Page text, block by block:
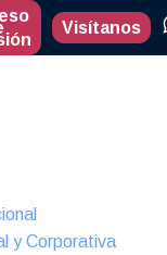
Visítanos
y Corporativa